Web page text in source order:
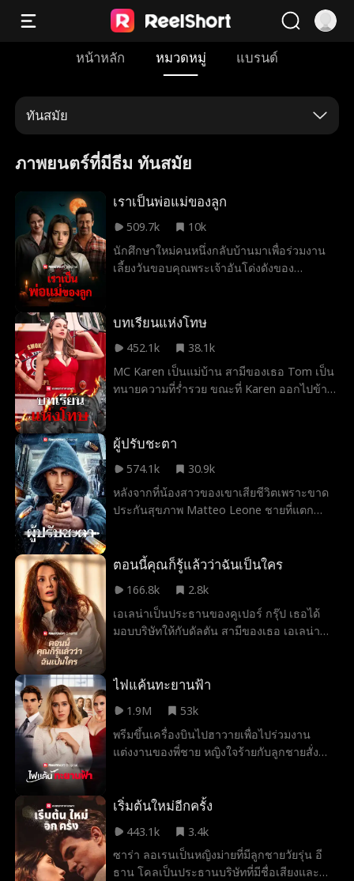
หน้าหลัก หมวดหมู่ แบรนด์
ทันสมัย
ภาพยนตร์ที่มีธีม ทันสมัย
เราเป็นพ่อแม่ของลูก
509.7k
10k
นักศึกษาใหม่คนหนึ่งกลับบ้านมาเพื่อร่วมงาน
เลี้ยงวันขอบคุณพระเจ้าอันโด่งดังของ
บทเรียนแห่งโทษ
452.1k
38.1k
MC Karen เป็นแม่บ้าน สามีของเธอ Tom เป็น
ทนายความที่ร่ำรวย ขณะที่ Karen ออกไปข้าง
ผู้มีจิตใจดีไปกับรถดับเพลิงเพื่อพา Anna ไปโรง
พวกเขาต้องพา Anna ไปห้องฉุกเฉินเพื่อผ่าตัด
โดยเร็วที่สุด รถดับเพลิงชนกับรถของ Karen
ขณะที่เธอกำลังกลับจากการนอกใจสามี เธอ
พยาบาล รวมถึงคนที่ผ่านไปมา พยายามให้เธอ
กำลังพยายามช่วยลูกสาวของเธอเอง
ผู้ปรับชะตา
574.1k
30.9k
หลังจากที่น้องสาวของเขาเสียชีวิตเพราะขาด
ประกันสุขภาพ Matteo Leone ชายที่แตก
แค้น เขามีเป้าหมายใหญ่กว่า: เปิดโปงบริษัท
บางที่สุด Matteo หลบหนีตำรวจไปได้ทุกครั้ง
ทิ้งร่องรอยเพื่อส่งสารของเขา ไม่นานก็กลาย
เป็นฮีโร่ของประชาชนที่ซีอีโอชั่วร้ายคิดว่าจะ
ตอนนี้คุณก็รู้แล้วว่าฉันเป็นใคร
166.8k
2.8k
เอเลน่าเป็นประธานของคูเปอร์ กรุ๊ป เธอได้
มอบบริษัทให้กับดัลตัน สามีของเธอ เอเลน่า
แล้ว เอเลน่าต้องเผชิญกับที่ทำงานที่เต็มไปด้วย
คาดเดาว่า "ภรรยาของดัลตัน" เป็นหญิงแก่เจ้า
เล่ห์ ฟลอร่า เลขานุการของดัลตัน พยายาม
ยั่วยวนเขาหลายครั้งแต่ไม่สำเร็จ วันหนึ่ง ฟล
เธอก็รู้ว่าเอเลน่าท้อง ฟลอร่าต้องการเป็นเมีย
แกล้งเอเลน่าและกำจัดเธอออกไปจากชีวิตขอ
งดัลตัน
ไฟแค้นทะยานฟ้า
1.9M
53k
พรีมขึ้นเครื่องบินไปฮาวายเพื่อไปร่วมงาน
แต่งงานของพี่ชาย หญิงใจร้ายกับลูกชายสั่ง
หันกลับ ทำให้ต้องลงจอดฉุกเฉิน เนย น้องสาว
ของเธอ โดยไม่รู้ว่าพรีมคือน้องสาวของคู่หมั้น
ทำให้งานแต่งถูกยกเลิกไป
เริ่มต้นใหม่อีกครั้ง
443.1k
3.4k
ซาร่า ลอเรนเป็นหญิงม่ายที่มีลูกชายวัยรุ่น อี
ธาน โคลเป็นประธานบริษัทที่มีชื่อเสียงและ